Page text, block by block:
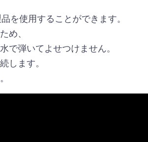
を使用することができます。
め、
弾いてよせつけません。
します。